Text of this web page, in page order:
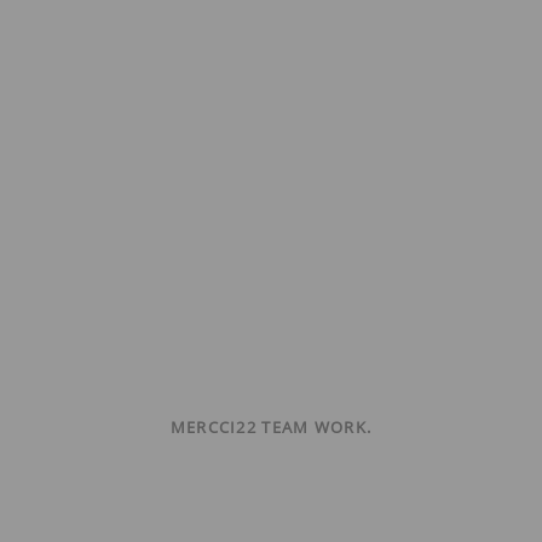
MERCCI22 TEAM WORK.